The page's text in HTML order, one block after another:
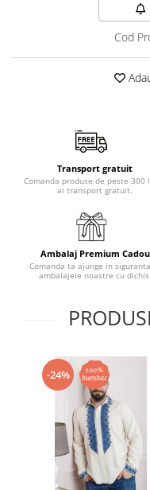
Cod
Transport gratuit
Comanda produse de peste 300
ai transport gratuit.
Ambalaj Premium Cadou
Comanda ta ajunge in
ambalajele noastre cu dichis.
-24%